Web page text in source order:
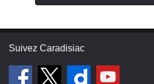
Suivez Caradisiac